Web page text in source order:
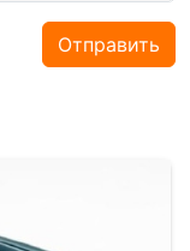
Отправить